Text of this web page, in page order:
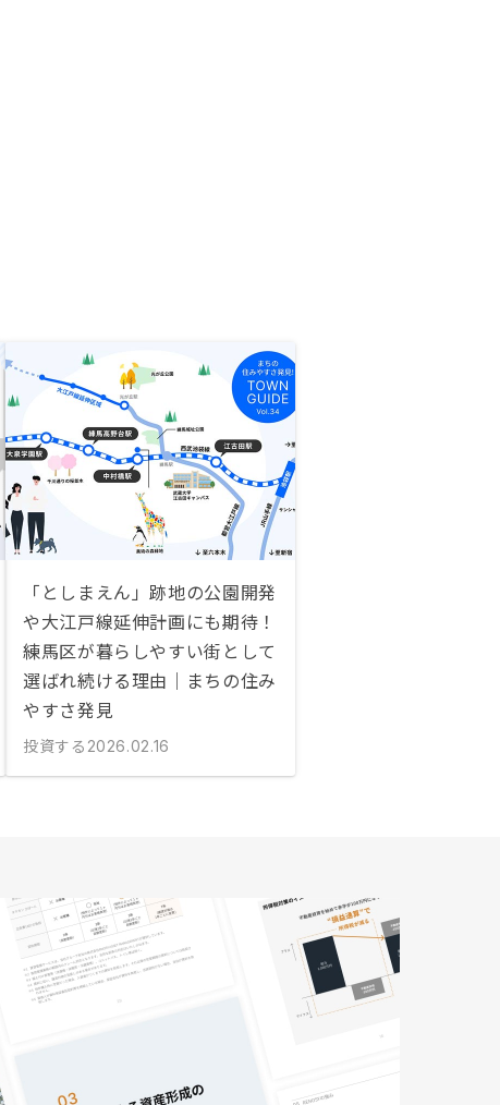
「としまえん」跡地の公園開発
や大江戸線延伸計画にも期待！
練馬区が暮らしやすい街として
選ばれ続ける理由｜まちの住み
やすさ発見
投資する 2026.02.16